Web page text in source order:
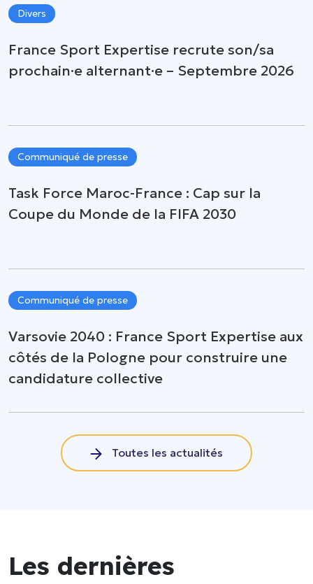
Divers
France Sport Expertise recrute son/sa
prochain·e alternant·e – Septembre 2026
Communiqué de presse
Task Force Maroc-France : Cap sur la
Coupe du Monde de la FIFA 2030
Communiqué de presse
Varsovie 2040 : France Sport Expertise aux
côtés de la Pologne pour construire une
candidature collective
Toutes les actualités
Les dernières